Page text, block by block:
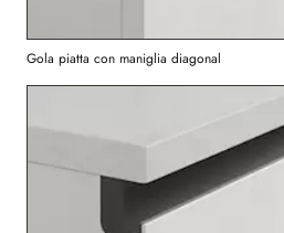
Gola piatta con maniglia diagonal